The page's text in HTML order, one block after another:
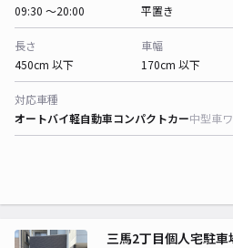
09:30 〜20:00
平置き
長さ
450cm 以下
車幅
170cm 以下
対応車種
オートバイ軽自動車コンパクトカー中型車
三馬2丁目個人宅駐